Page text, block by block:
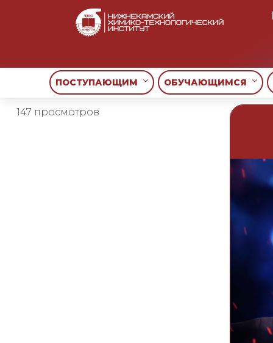
ПОСТУПАЮЩИМ ОБУЧАЮЩИМСЯ
147 просмотров